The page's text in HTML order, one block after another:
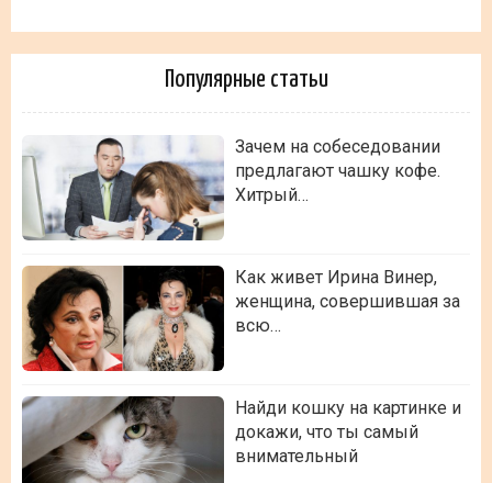
Популярные статьи
Зачем на собеседовании
предлагают чашку кофе.
Хитрый…
Как живет Ирина Винер,
женщина, совершившая за
всю…
Найди кошку на картинке и
докажи, что ты самый
внимательный